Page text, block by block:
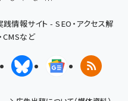
情報サイト - SEO・アクセス解
CMSなど
X(エックス)BlueskyGoogleニュ
RSS